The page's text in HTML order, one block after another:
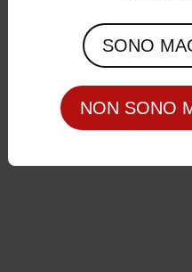
SONO
NON SONO